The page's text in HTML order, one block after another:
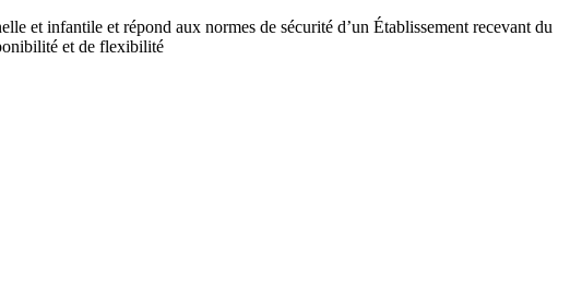
et infantile et répond aux normes de sécurité d’un Établissement recevant du
et de flexibilité